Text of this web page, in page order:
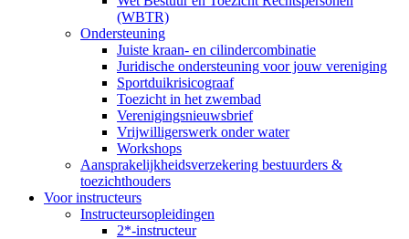
(WBTR)
Ondersteuning
Juiste kraan- en cilindercombinatie
Juridische ondersteuning voor jouw vereniging
Sportduikrisicograaf
Toezicht in het zwembad
Verenigingsnieuwsbrief
Vrijwilligerswerk onder water
Workshops
Aansprakelijkheidsverzekering bestuurders &
toezichthouders
Voor instructeurs
Instructeursopleidingen
2*-instructeur